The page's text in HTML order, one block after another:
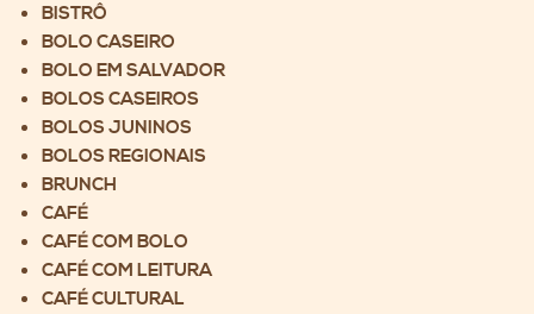
BISTRÔ
BOLO CASEIRO
BOLO EM SALVADOR
BOLOS CASEIROS
BOLOS JUNINOS
BOLOS REGIONAIS
BRUNCH
CAFÉ
CAFÉ COM BOLO
CAFÉ COM LEITURA
CAFÉ CULTURAL